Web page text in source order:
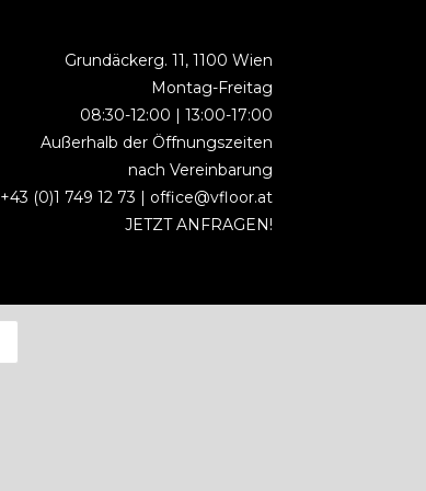
Grundäckerg. 11, 1100 Wien
Montag-Freitag
08:30-12:00 | 13:00-17:00
Außerhalb der Öffnungszeiten
nach Vereinbarung
+43 (0)1 749 12 73 | office@vfloor.at
JETZT ANFRAGEN!